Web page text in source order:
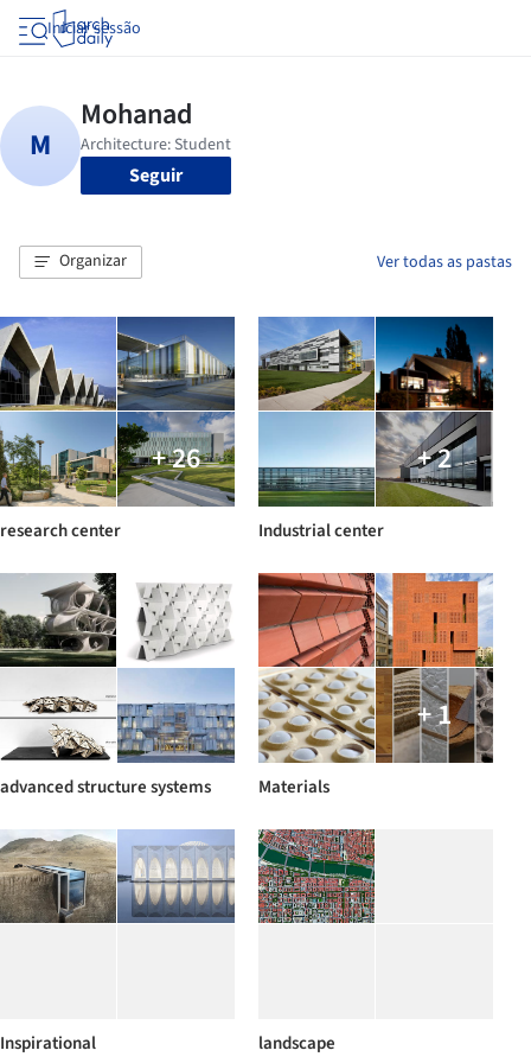
Iniciar sessão
Seguir
Organizar Ver todas as pastas
+ 26
research center
+ 2
Industrial center
advanced structure systems
+ 1
Materials
Inspirational landscape